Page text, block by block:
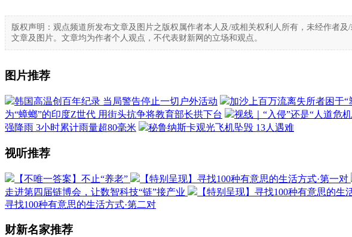
版权声明：观点频道所发布文章及图片之版权属作者本人及/或相关权利人所有，未经作者
文章及图片。文章均为作者个人观点，不代表财新网的立场和观点。
图片推荐
韩国高温创百年纪录 当局警告停止一切户外活动 加沙上百万流离失所者困于
为“蟑螂”的印度Z世代 用街头抗争将教育部长拱下台
视线｜“入侵”还是“人道危
强降雨 3小时累计雨量超80毫米
秘鲁纳斯卡观光飞机坠毁 13人遇难
视听推荐
【不唯一答案】不止“养老” 【特别呈现】寻找100种有意思的生活方式·第一对
走进第四届链博会，让数智科技“链”接产业
【特别呈现】寻找100种有意思的生
寻找100种有意思的生活方式·第二对
财新名家推荐